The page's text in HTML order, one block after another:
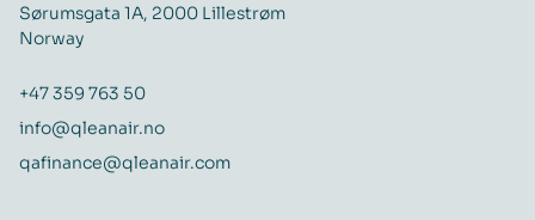
Sørumsgata 1A, 2000 Lillestrøm
Norway
+47 359 763 50
info@qleanair.no
qafinance@qleanair.com